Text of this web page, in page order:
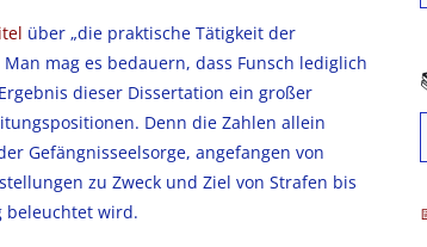
über „die praktische Tätigkeit der
Man mag es bedauern, dass Funsch lediglich
dieser Dissertation ein großer
Denn die Zahlen allein
Gefängnisseelsorge, angefangen von
zu Zweck und Ziel von Strafen bis
beleuchtet wird.